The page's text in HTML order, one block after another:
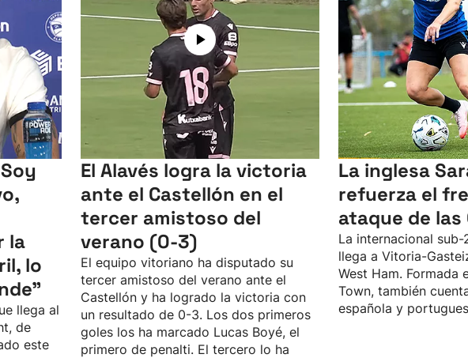
la
lo
llega al
de
este
El Alavés logra la victoria
ante el Castellón en el
tercer amistoso del
verano (0-3)
El equipo vitoriano ha disputado su
tercer amistoso del verano ante el
Castellón y ha logrado la victoria con
un resultado de 0-3. Los dos primeros
goles los ha marcado Lucas Boyé, el
primero de penalti. El tercero lo ha
La inglesa
refuerza el
ataque de las
La internacional
llega a Vitoria-
West Ham. Formada
Town, también
española y